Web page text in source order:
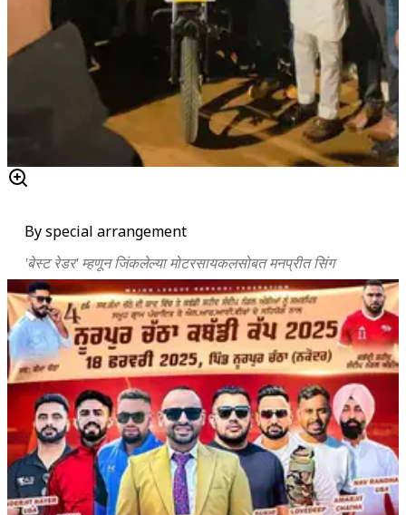
By special arrangement
'बेस्ट रेडर' म्हणून जिंकलेल्या मोटरसायकलसोबत मनप्रीत सिंग